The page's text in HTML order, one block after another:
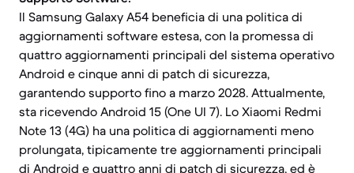
Il Samsung Galaxy A54 beneficia di una politica di
aggiornamenti software estesa, con la promessa di
quattro aggiornamenti principali del sistema operativo
Android e cinque anni di patch di sicurezza,
garantendo supporto fino a marzo 2028. Attualmente,
sta ricevendo Android 15 (One UI 7). Lo Xiaomi Redmi
Note 13 (4G) ha una politica di aggiornamenti meno
prolungata, tipicamente tre aggiornamenti principali
di Android e quattro anni di patch di sicurezza, ed è